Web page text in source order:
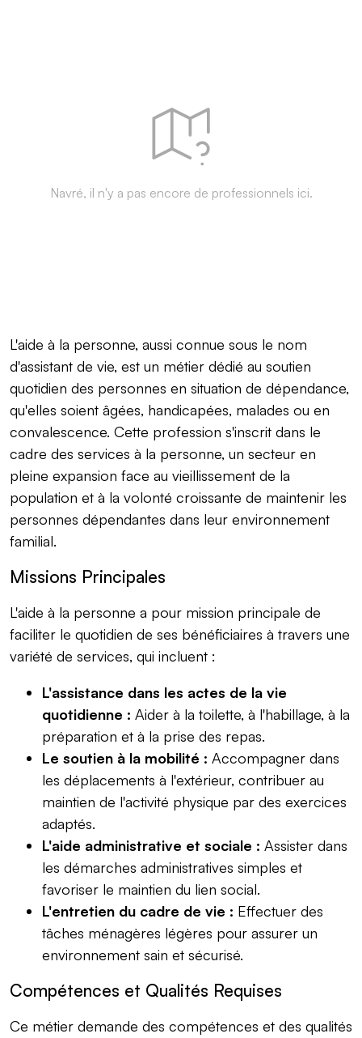
Navré, il n'y a pas encore de professionnels ici.
L'aide à la personne, aussi connue sous le nom
d'assistant de vie, est un métier dédié au soutien
quotidien des personnes en situation de dépendance,
qu'elles soient âgées, handicapées, malades ou en
convalescence. Cette profession s'inscrit dans le
cadre des services à la personne, un secteur en
pleine expansion face au vieillissement de la
population et à la volonté croissante de maintenir les
personnes dépendantes dans leur environnement
familial.
Missions Principales
L'aide à la personne a pour mission principale de
faciliter le quotidien de ses bénéficiaires à travers une
variété de services, qui incluent :
L'assistance dans les actes de la vie
quotidienne : Aider à la toilette, à l'habillage, à la
préparation et à la prise des repas.
Le soutien à la mobilité : Accompagner dans
les déplacements à l'extérieur, contribuer au
maintien de l'activité physique par des exercices
adaptés.
L'aide administrative et sociale : Assister dans
les démarches administratives simples et
favoriser le maintien du lien social.
L'entretien du cadre de vie : Effectuer des
tâches ménagères légères pour assurer un
environnement sain et sécurisé.
Compétences et Qualités Requises
Ce métier demande des compétences et des qualités